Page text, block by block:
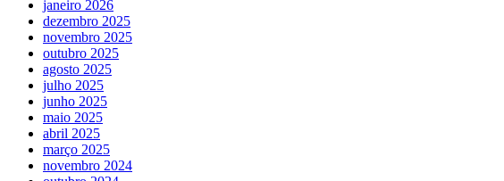
janeiro 2026
dezembro 2025
novembro 2025
outubro 2025
agosto 2025
julho 2025
junho 2025
maio 2025
abril 2025
março 2025
novembro 2024